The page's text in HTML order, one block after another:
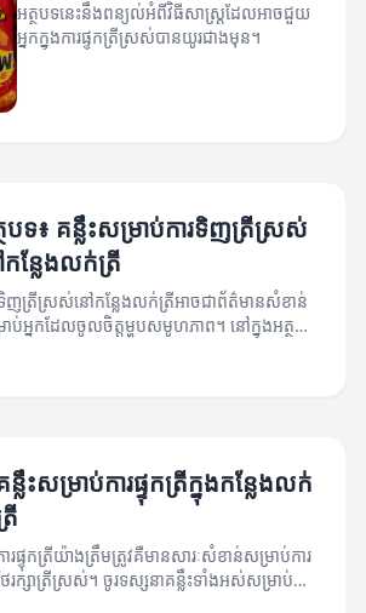
អត្ថបទនេះនឹងពន្យល់អំពីវិធីសាស្ត្រដែលអាចជួយ
អ្នកក្នុងការផ្ទុកត្រីស្រស់បានយូរជាងមុន។
បទ៖ គន្លឹះសម្រាប់ការទិញត្រីស្រស់
ន្លែងលក់ត្រី
ញត្រីស្រស់នៅកន្លែងលក់ត្រីអាចជាព័ត៌មានសំខាន់
ប់អ្នកដែលចូលចិត្តម្ហូបសមូហភាព។ នៅក្នុងអត្ថបទ
ើងនឹងមើលទៅលើគន្លឹះដើម្បីជួយអ្នកក្នុងការទិញត្រី
ន្លឹះសម្រាប់ការផ្ទុកត្រីក្នុងកន្លែងលក់
រី
រផ្ទុកត្រីយ៉ាងត្រឹមត្រូវគឺមានសារៈសំខាន់សម្រាប់ការ
រក្សាត្រីស្រស់។ ចូរទស្សនាគន្លឹះទាំងអស់សម្រាប់ការ
កត្រីនៅកន្លែងលក់ត្រី។